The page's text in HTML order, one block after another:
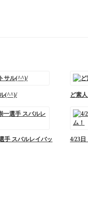
(^^)/ ど素
手 スバルレイバッ
4/23